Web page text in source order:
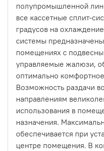
полупромышленной
все кассетные сплит-
градусов на
системы
помещениях с
управляемые жалюзи,
оптимально
Возможность раздачи
направлениям
использования в
назначения.
обеспечивается при
центре помещения. В